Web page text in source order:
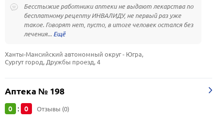
Бесстыжие работники аптеки не выдают лекарства по
бесплатному рецепту ИНВАЛИДУ, не первый раз уже
такое. Говорят нет, пусто, в итоге человек остался без
лечения...
Ханты-Мансийский автономный округ - Югра,
Сургут город, Дружбы проезд, 4
Аптека № 198
0 : 0 Отзывы (0)